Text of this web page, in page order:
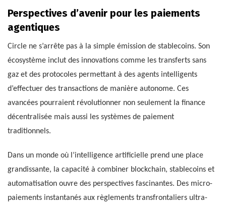
Perspectives d’avenir pour les paiements
agentiques
Circle ne s’arrête pas à la simple émission de stablecoins. Son
écosystème inclut des innovations comme les transferts sans
gaz et des protocoles permettant à des agents intelligents
d’effectuer des transactions de manière autonome. Ces
avancées pourraient révolutionner non seulement la finance
décentralisée mais aussi les systèmes de paiement
traditionnels.
Dans un monde où l’intelligence artificielle prend une place
grandissante, la capacité à combiner blockchain, stablecoins et
automatisation ouvre des perspectives fascinantes. Des micro-
paiements instantanés aux règlements transfrontaliers ultra-